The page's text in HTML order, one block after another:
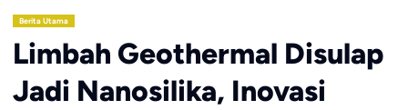
Berita Utama
Limbah Geothermal Disulap
Jadi Nanosilika, Inovasi